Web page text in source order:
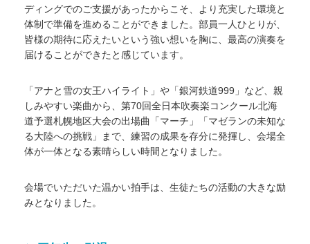
ディングでのご支援があったからこそ、より充実した環境と
体制で準備を進めることができました。部員一人ひとりが、
皆様の期待に応えたいという強い想いを胸に、最高の演奏を
届けることができたと感じています。
「アナと雪の女王ハイライト」や「銀河鉄道999」など、親
しみやすい楽曲から、第70回全日本吹奏楽コンクール北海
道予選札幌地区大会の出場曲「マーチ」「マゼランの未知な
る大陸への挑戦」まで、練習の成果を存分に発揮し、会場全
体が一体となる素晴らしい時間となりました。
会場でいただいた温かい拍手は、生徒たちの活動の大きな励
みとなりました。